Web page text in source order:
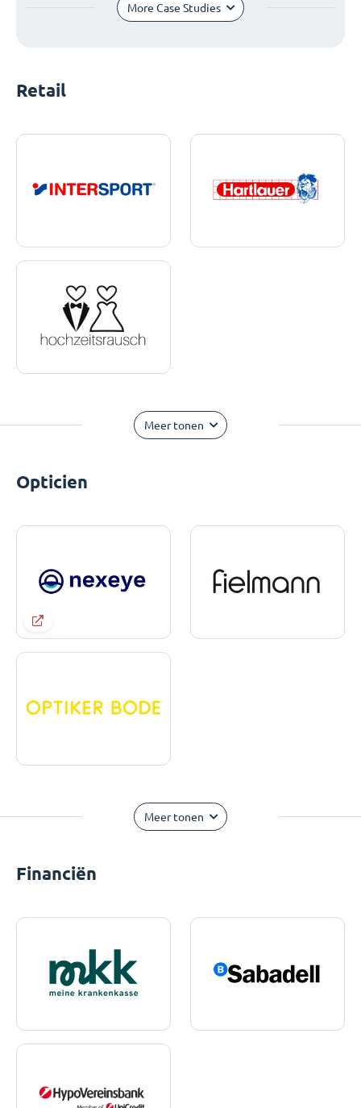
More Case Studies
Retail
Meer tonen
Opticien
Meer tonen
Financiën